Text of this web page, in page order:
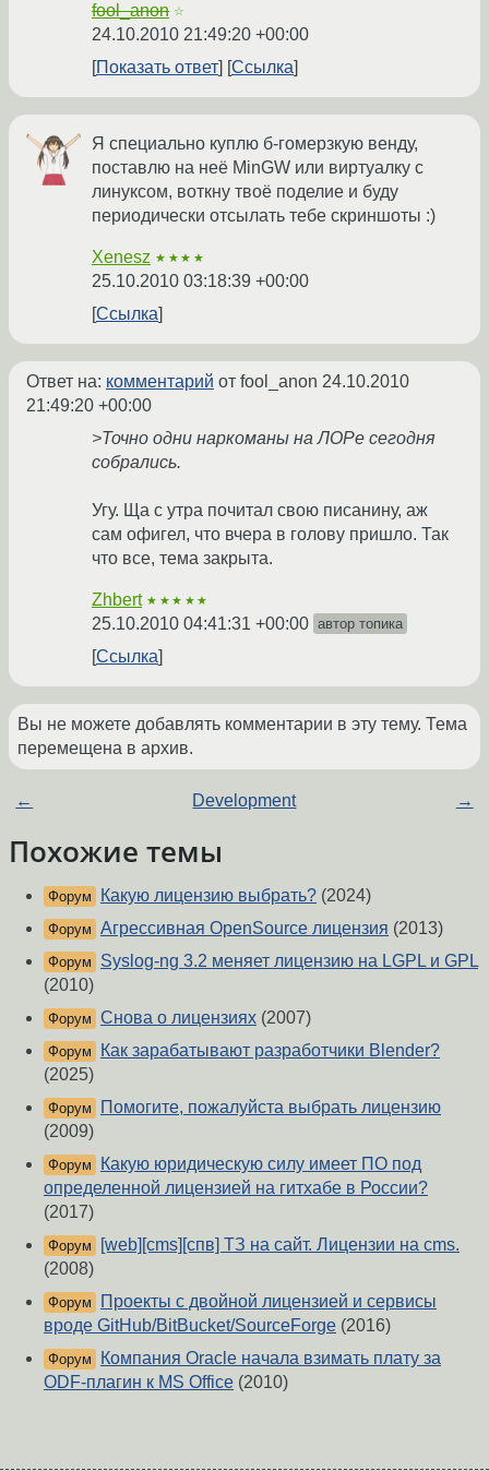
fool_anon ☆
24.10.2010 21:49:20 +00:00
Показать ответ
Ссылка
Я специально куплю б-гомерзкую венду,
поставлю на неё MinGW или виртуалку с
линуксом, воткну твоё поделие и буду
периодически отсылать тебе скриншоты :)
Xenesz ★★★★
25.10.2010 03:18:39 +00:00
Ссылка
Ответ на: комментарий от fool_anon 24.10.2010
21:49:20 +00:00
>Точно одни наркоманы на ЛОРе сегодня
собрались.
Угу. Ща с утра почитал свою писанину, аж
сам офигел, что вчера в голову пришло. Так
что все, тема закрыта.
Zhbert ★★★★★
25.10.2010 04:41:31 +00:00 автор топика
Ссылка
Вы не можете добавлять комментарии в эту тему. Тема
перемещена в архив.
← Development →
Похожие темы
Форум Какую лицензию выбрать? (2024)
Форум Агрессивная OpenSource лицензия (2013)
Форум
Syslog-ng 3.2 меняет лицензию на LGPL и GPL
(2010)
Форум Снова о лицензиях (2007)
Форум
Как зарабатывают разработчики Blender?
(2025)
Форум
Помогите, пожалуйста выбрать лицензию
(2009)
Форум
Какую юридическую силу имеет ПО под
определенной лицензией на гитхабе в России?
(2017)
Форум
[web][cms][спв] ТЗ на сайт. Лицензии на cms.
(2008)
Форум
Проекты с двойной лицензией и сервисы
вроде GitHub/BitBucket/SourceForge (2016)
Форум
Компания Oracle начала взимать плату за
ODF-плагин к MS Office (2010)